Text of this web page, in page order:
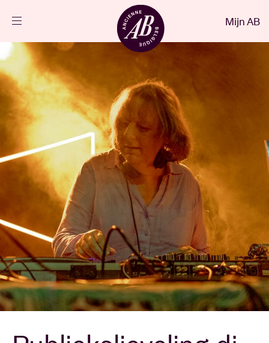
Agenda
Projecten
Nieuws
Bezoekersinfo
AB ❤ you
Zaalhuur
Mijn AB